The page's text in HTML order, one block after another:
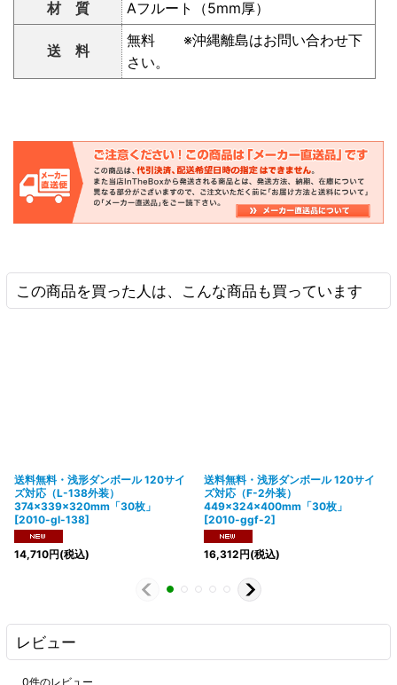
材 質
Aフルート（5mm厚）
送 料
無料 ※沖縄離島はお問い合わせ下
さい。
この商品を買った人は、こんな商品も買っています
送料無料・浅形ダンボール 120サイ
ズ対応（L-138外装）
374×339×320mm「30枚」
[2010-gl-138]
14,710円(税込)
送料無料・浅形ダンボール 120サイ
ズ対応（F-2外装）
449×324×400mm「30枚」
[2010-ggf-2]
16,312円(税込)
レビュー
0件のレビュー